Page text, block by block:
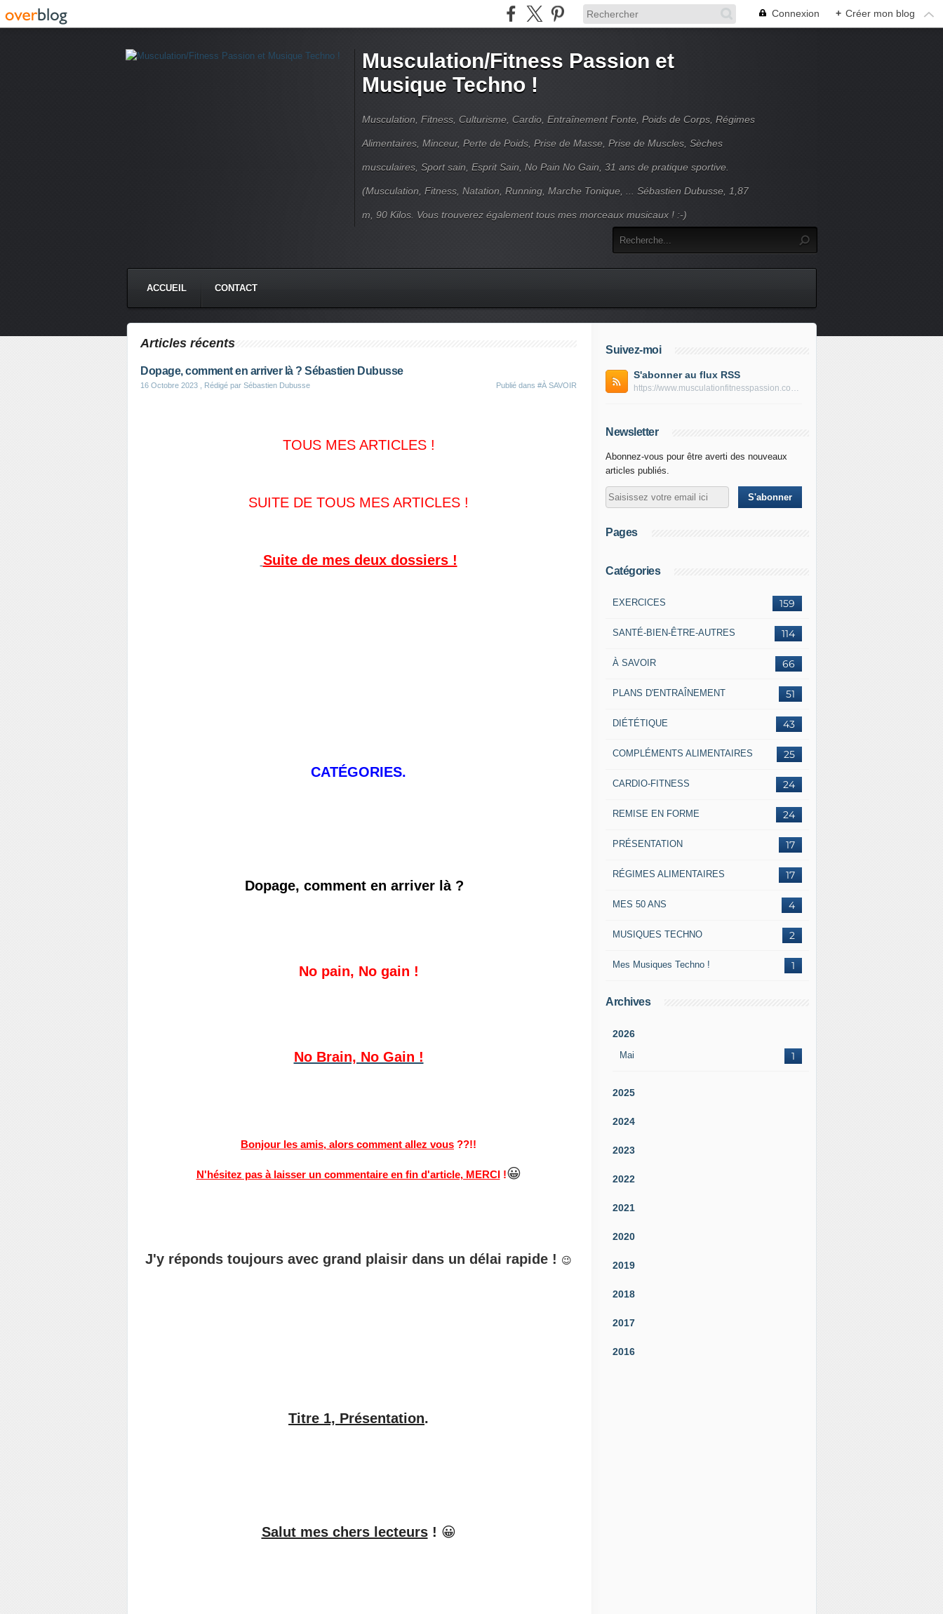
Connexion + Créer mon blog
Musculation/Fitness Passion et
Musique Techno !
Musculation, Fitness, Culturisme, Cardio, Entraînement Fonte, Poids de Corps, Régimes
Alimentaires, Minceur, Perte de Poids, Prise de Masse, Prise de Muscles, Sèches
musculaires, Sport sain, Esprit Sain, No Pain No Gain, 31 ans de pratique sportive.
(Musculation, Fitness, Natation, Running, Marche Tonique, ... Sébastien Dubusse, 1,87
m, 90 Kilos. Vous trouverez également tous mes morceaux musicaux ! :-)
ACCUEIL CONTACT
Articles récents
Dopage, comment en arriver là ? Sébastien Dubusse
16 Octobre 2023 , Rédigé par Sébastien Dubusse Publié dans #À SAVOIR
TOUS MES ARTICLES !
SUITE DE TOUS MES ARTICLES !
Suite de mes deux dossiers !
CATÉGORIES.
Dopage, comment en arriver là ?
No pain, No gain !
No Brain, No Gain !
Bonjour les amis, alors comment allez vous ??!!
N'hésitez pas à laisser un commentaire en fin d'article, MERCI!😀
J'y réponds toujours avec grand plaisir dans un délai rapide ! 😉
Titre 1, Présentation.
Salut mes chers lecteurs! 😀
Suivez-moi
S'abonner au flux RSS
https://www.musculationfitnesspassion.com/rss
Newsletter
Abonnez-vous pour être averti des nouveaux
articles publiés.
Pages
Catégories
159
EXERCICES
114
SANTÉ-BIEN-ÊTRE-AUTRES
66
À SAVOIR
51
PLANS D'ENTRAÎNEMENT
43
DIÉTÉTIQUE
25
COMPLÉMENTS ALIMENTAIRES
24
CARDIO-FITNESS
24
REMISE EN FORME
17
PRÉSENTATION
17
RÉGIMES ALIMENTAIRES
4
MES 50 ANS
2
MUSIQUES TECHNO
1
Mes Musiques Techno !
Archives
2026
Mai 1
2025
2024
2023
2022
2021
2020
2019
2018
2017
2016